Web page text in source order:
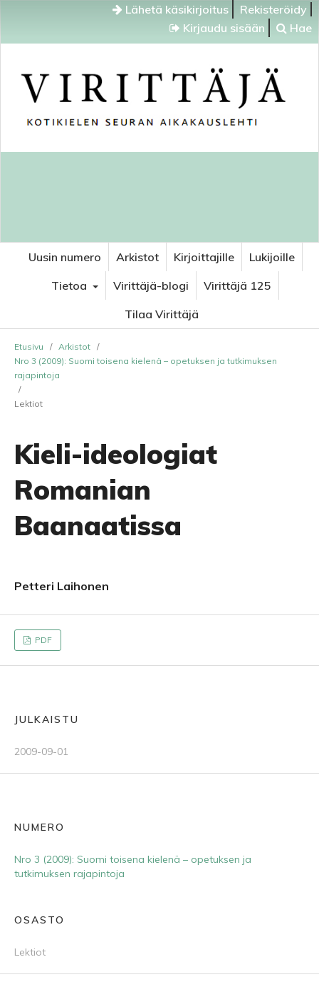
Lähetä käsikirjoitus
Rekisteröidy
Kirjaudu sisään
Hae
Uusin numero Arkistot Kirjoittajille
Lukijoille
Tietoa
Virittäjä-blogi
Virittäjä 125
Tilaa Virittäjä
Etusivu / Arkistot /
Nro 3 (2009): Suomi toisena kielenä – opetuksen ja tutkimuksen
rajapintoja
/
Lektiot
Kieli-ideologiat
Romanian
Baanaatissa
Petteri Laihonen
PDF
JULKAISTU
2009-09-01
NUMERO
Nro 3 (2009): Suomi toisena kielenä – opetuksen ja
tutkimuksen rajapintoja
OSASTO
Lektiot